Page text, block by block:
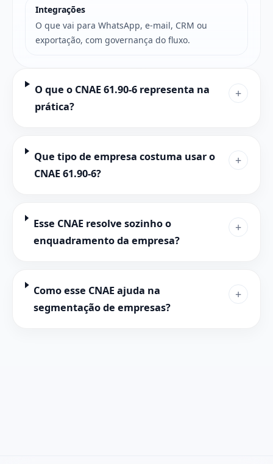
Integrações
O que vai para WhatsApp, e-mail, CRM ou
exportação, com governança do fluxo.
O que o CNAE 61.90-6 representa na
prática?
+
Que tipo de empresa costuma usar o
CNAE 61.90-6?
+
Esse CNAE resolve sozinho o
enquadramento da empresa?
+
Como esse CNAE ajuda na
segmentação de empresas?
+